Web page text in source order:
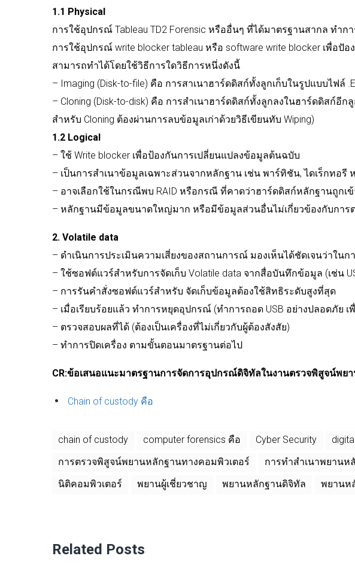
1.1 Physical
การใช้อุปกรณ์ Tableau TD2 Forensic หรืออื่นๆ ที่ได้มาตรฐานสากล ทำก
การใช้อุปกรณ์ write blocker tableau หรือ software write blocker เพื่อปัอ
สามารถทำได้โดยใช้วิธีการใดวิธีการหนึ่งดังนี้
– Imaging (Disk-to-file) คือ การสาเนาฮาร์ดดิสก์ทั้งลูกเก็บในรูปแบบไฟล์
– Cloning (Disk-to-disk) คือ การสำเนาฮาร์ดดิสก์ทั้งลูกลงในฮาร์ดดิสก์อีก
สำหรับ Cloning ต้องผ่านการลบข้อมูลเก่าด้วยวิธีเขียนทับ Wiping)
1.2 Logical
– ใช้ Write blocker เพื่อป้องกันการเปลี่ยนแปลงข้อมูลต้นฉบับ
– เป็นการสำเนาข้อมูลเฉพาะส่วนจากหลักฐาน เช่น พาร์ทิชัน,ไดเร็กทอรี
– อาจเลือกใช้ในกรณีพบ RAID หรือกรณี ที่คาดว่าฮาร์ดดิสก์หลักฐานถูกเ
– หลักฐานมีข้อมูลขนาดใหญ่มาก หรือมีข้อมูลส่วนอื่นไม่เกี่ยวข้องกับการ
2. Volatile data
– ดำเนินการประเมินความเสี่ยงของสถานการณ์ มองเห็นได้ชัดเจนว่าในก
– ใช้ซอฟต์แวร์สำหรับการจัดเก็บ Volatile data จากสื่อบันทึกข้อมูล (เช่น
– การรันคำสั่งซอฟต์แวร์สำหรับ จัดเก็บข้อมูลต้องใช้สิทธิระดับสูงที่สุด
– เมื่อเรียบร้อยแล้ว ทำการหยุดอุปกรณ์ (ทำการถอด USB อย่างปลอดภัย เ
– ตรวจสอบผลที่ได้ (ต้องเป็นเครื่องที่ไม่เกี่ยวกับผู้ต้องสังสัย)
– ทำการปิดเครื่อง ตามขั้นตอนมาตรฐานต่อไป
CR:ข้อเสนอแนะมาตรฐานการจัดการอุปกรณ์ดิจิทัลในงานตรวจพิสูจน์พย
Chain of custody คือ
chain of custody computer forensics คือ Cyber Security
การตรวจพิสูจน์พยานหลักฐานทางคอมพิวเตอร์
การทำสำเนาพยาน
นิติคอมพิวเตอร์
พยานผู้เชี่ยวชาญ พยานหลักฐานดิจิทัล พยานห
Related Posts